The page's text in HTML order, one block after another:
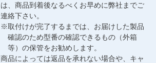
は、商品到着後なるべくお早めに弊社までご
連絡下さい。
※取付けが完了するまでは、お届けした製品
確認のため型番の確認できるもの（外箱
等）の保管をお勧めします。
商品によっては返品を承れない場合や、キャ